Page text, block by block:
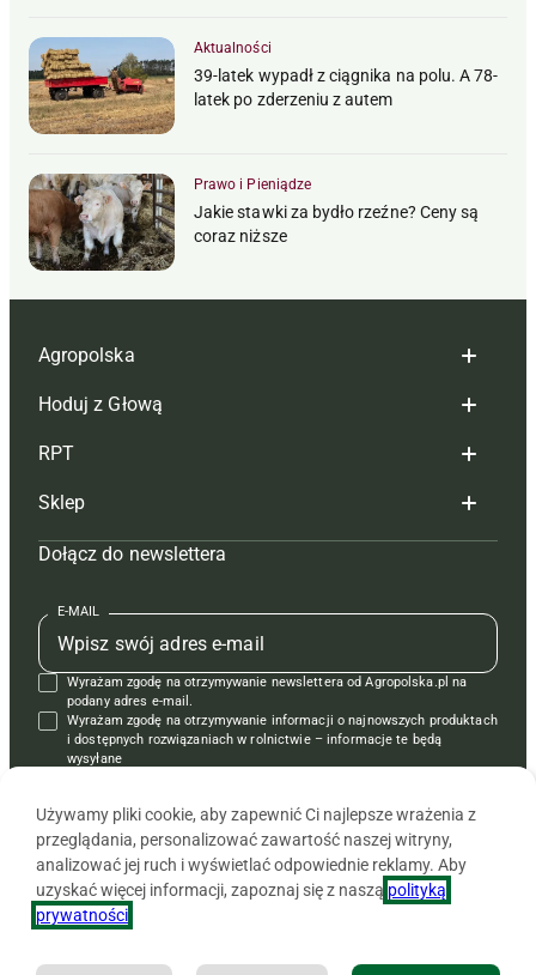
Aktualności
39-latek wypadł z ciągnika na polu. A 78-
latek po zderzeniu z autem
Prawo i Pieniądze
Jakie stawki za bydło rzeźne? Ceny są
coraz niższe
Agropolska
Redakcja
Reklama
Tagi
Mapa serwisu
Kontakt
Regulamin
Polityka prywatności
Hoduj z Głową
Hoduj z głową bydło
Hoduj z głową świnie
Prenumerata
Redakcja
Kontakt
Reklama
RPT
Redakcja
Prenumerata
Reklama
Kontakt
Krzyżówki
Sklep
Czasopisma i prenumerata
Książki
Regulamin
Dołącz do newslettera
E-MAIL
Wyrażam zgodę na otrzymywanie newslettera od Agropolska.pl na
podany adres e-mail.
Wyrażam zgodę na otrzymywanie informacji o najnowszych produktach
i dostępnych rozwiązaniach w rolnictwie – informacje te będą
wysyłane
Używamy pliki cookie, aby zapewnić Ci najlepsze wrażenia z
przeglądania, personalizować zawartość naszej witryny,
analizować jej ruch i wyświetlać odpowiednie reklamy. Aby
uzyskać więcej informacji, zapoznaj się z naszą polityką
prywatności